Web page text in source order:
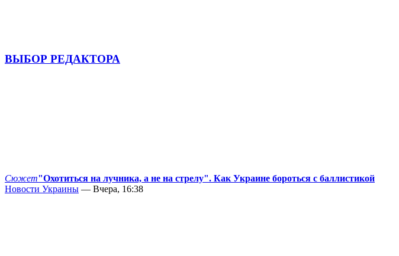
ВЫБОР РЕДАКТОРА
Сюжет"Охотиться на лучника, а не на стрелу". Как Украине бороться с баллистикой
Новости Украины — Вчера, 16:38